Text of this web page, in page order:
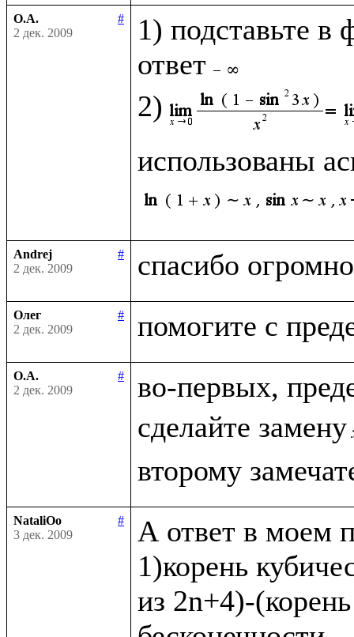
О.А.
#
2 дек. 2009
1) подставьте в
ответ
2)
использованы
Andrej
#
2 дек. 2009
Олег
#
2 дек. 2009
О.А.
#
2 дек. 2009
во-первых,
сделайте замену
NataliOo
#
3 дек. 2009
А ответ в моем
1)корень
из 2n+4)-